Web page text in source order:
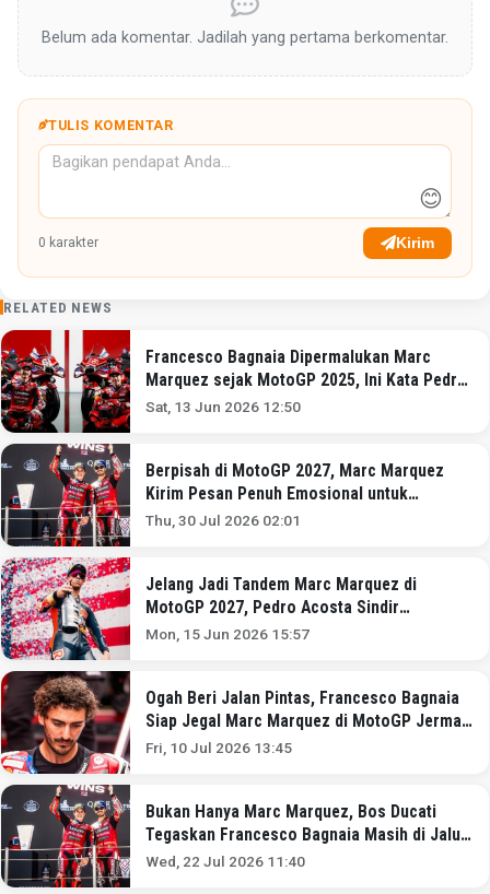
Belum ada komentar. Jadilah yang pertama berkomentar.
TULIS KOMENTAR
😊
0 karakter Kirim
RELATED NEWS
Francesco Bagnaia Dipermalukan Marc
Marquez sejak MotoGP 2025, Ini Kata Pedro
Acosta
Sat, 13 Jun 2026 12:50
Berpisah di MotoGP 2027, Marc Marquez
Kirim Pesan Penuh Emosional untuk
Francesco Bagnaia
Thu, 30 Jul 2026 02:01
Jelang Jadi Tandem Marc Marquez di
MotoGP 2027, Pedro Acosta Sindir
Francesco Bagnaia!
Mon, 15 Jun 2026 15:57
Ogah Beri Jalan Pintas, Francesco Bagnaia
Siap Jegal Marc Marquez di MotoGP Jerman
2026
Fri, 10 Jul 2026 13:45
Bukan Hanya Marc Marquez, Bos Ducati
Tegaskan Francesco Bagnaia Masih di Jalur
Juara MotoGP 2026
Wed, 22 Jul 2026 11:40